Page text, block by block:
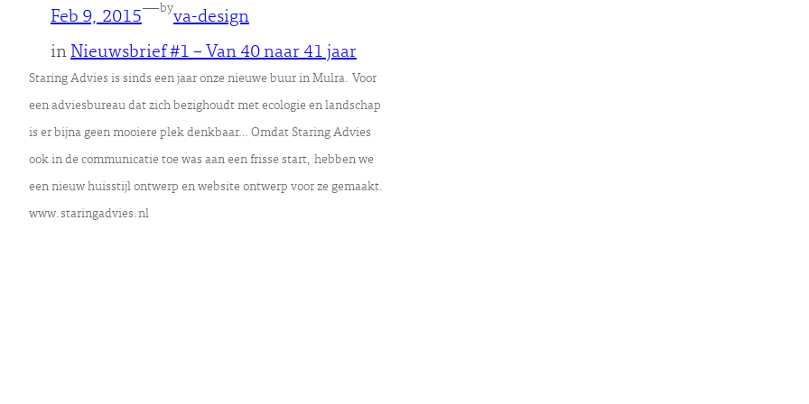
Feb 9, 2015—byva-design
in Nieuwsbrief #1 – Van 40 naar 41 jaar
Staring Advies is sinds een jaar onze nieuwe buur in Mulra. Voor
een adviesbureau dat zich bezighoudt met ecologie en landschap
is er bijna geen mooiere plek denkbaar… Omdat Staring Advies
ook in de communicatie toe was aan een frisse start, hebben we
een nieuw huisstijl ontwerp en website ontwerp voor ze gemaakt.
www.staringadvies.nl